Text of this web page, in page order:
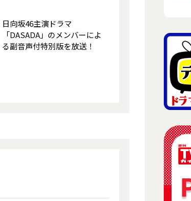
日向坂46主演ドラマ
「DASADA」のメンバーによ
る副音声付特別版を放送！